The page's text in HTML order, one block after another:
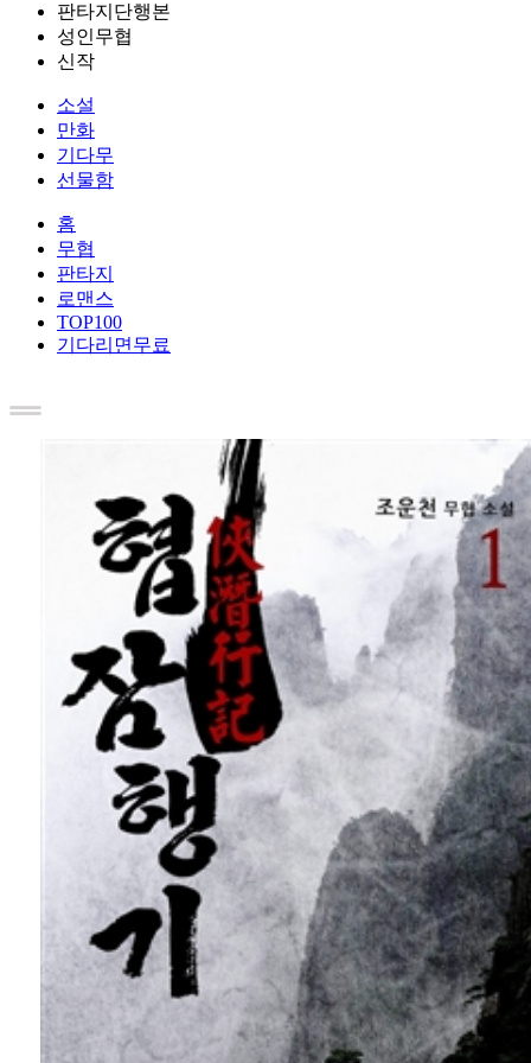
판타지단행본
성인무협
신작
소설
만화
기다무
선물함
홈
무협
판타지
로맨스
TOP100
기다리면무료